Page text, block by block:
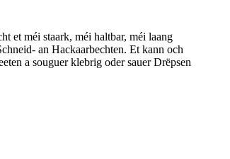
et méi staark, méi haltbar, méi laang
an Hackaarbechten. Et kann och
a souguer klebrig oder sauer Drëpsen